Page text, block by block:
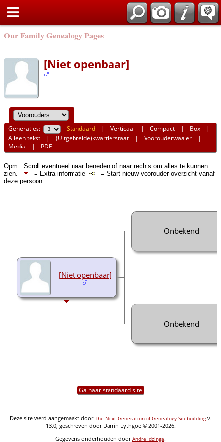
Our Family Genealogy Pages
[Niet openbaar]
Generaties: Standaard |Verticaal |Compact | Box |
Alleen tekst |(Uitgebreide)kwartierstaat |Voorouderwaaier |
Media | PDF
Opm.: Scroll eventueel naar beneden of naar rechts om alles te kunnen
zien.
= Extra informatie
= Start nieuw voorouder-overzicht vanaf
deze persoon
[Niet openbaar]
Onbekend
Onbekend
Ga naar standaard site
Deze site werd aangemaakt doorThe Next Generation of Genealogy Sitebuildingv.
13.0, geschreven door Darrin Lythgoe © 2001-2026.
Gegevens onderhouden doorAndre Idzinga.